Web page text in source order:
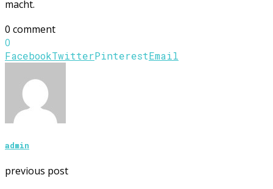
macht.
0 comment
0
FacebookTwitterPinterestEmail
admin
previous post